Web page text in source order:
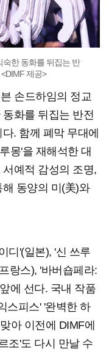
숙한 동화를 뒤집는 반
제공>
손드하임의 정교
화를 뒤집는 반전
. 함께 폐막 무대에
몽'을 재해석한 대
예적 감성의 조명,
동양의 미(美)와
디'(일본), '신 쓰루
랑스), '바버숍페라:
에 선다. 국내 작품
스피스' '완벽한 하
아 이전에 DIMF에
조'도 다시 만날 수